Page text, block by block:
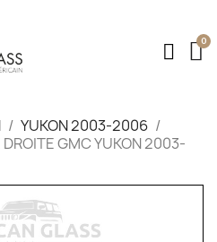
YUKON 2003-2006
GMC YUKON 2003-